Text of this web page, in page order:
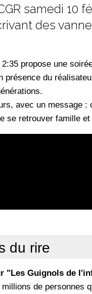
samedi 10
des
propose une
présence du
avec un message :
se retrouver famille
du rire
"Les Guignols de
de personnes